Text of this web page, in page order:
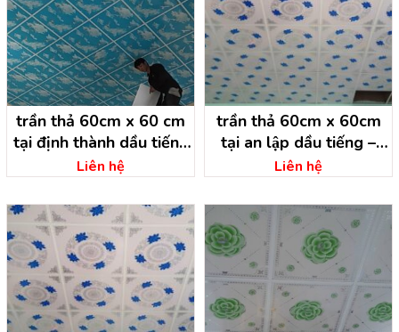
trần thả 60cm x 60 cm
tại định thành dầu tiếng
– bình dương
Liên hệ
trần thả 60cm x 60cm
tại an lập dầu tiếng –
bình dương
Liên hệ